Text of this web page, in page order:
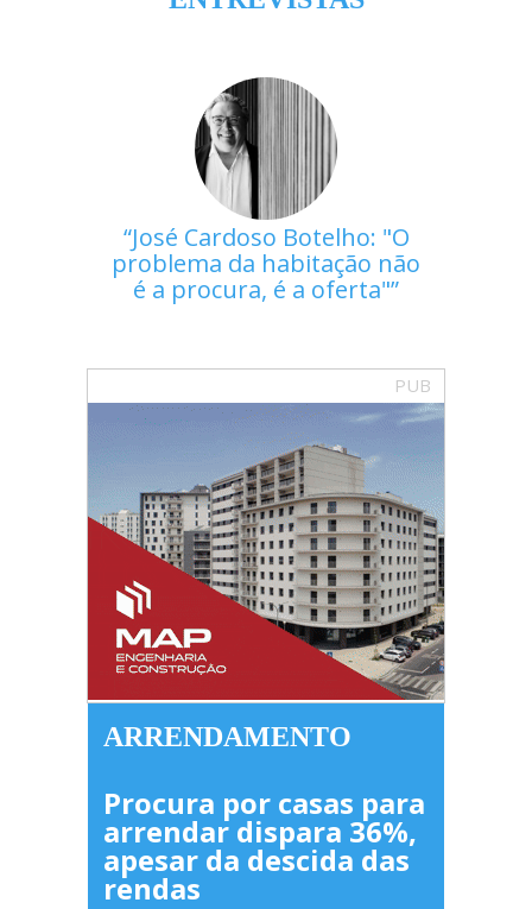
José Cardoso Botelho: "O
problema da habitação não
é a procura, é a oferta"
PUB
ARRENDAMENTO
Procura por casas para
arrendar dispara 36%,
apesar da descida das
rendas